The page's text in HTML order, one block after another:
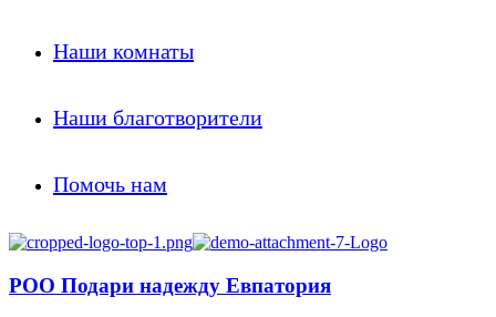
Наши комнаты
Наши благотворители
Помочь нам
РОО Подари надежду Евпатория